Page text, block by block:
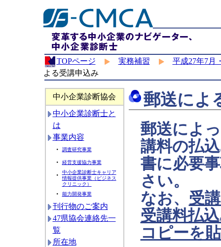
TOPページ 実務補習
平成27年7月
よる受講申込み
中小企業診断協会
中小企業診断士と
は
事業内容
・
調査研究事業
・ 経営支援協力事業
・
中小企業診断士キャリア
情報提供事業（ビジネス
クリニック）
・ 能力開発事業
刊行物のご案内
47県協会連絡先一
覧
所在地
郵送によ
郵送によ
講料の払
書に必要
さい。
なお、 受
受講料払
コピーを